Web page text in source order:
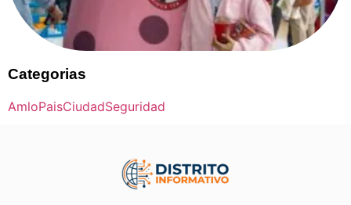
Categorias
AmloPaisCiudadSeguridad